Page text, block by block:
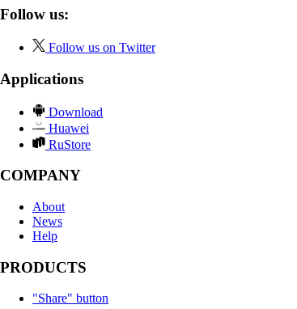
Follow us:
Follow us on Twitter
Applications
Download
Huawei
RuStore
COMPANY
About
News
Help
PRODUCTS
"Share" button